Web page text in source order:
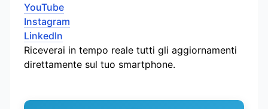
YouTube
Instagram
LinkedIn
Riceverai in tempo reale tutti gli aggiornamenti
direttamente sul tuo smartphone.